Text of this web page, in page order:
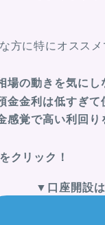
方に特にオススメ
場の動きを気に
金金利は低すぎて
感覚で高い利回り
クリック！
▼ 口座開設